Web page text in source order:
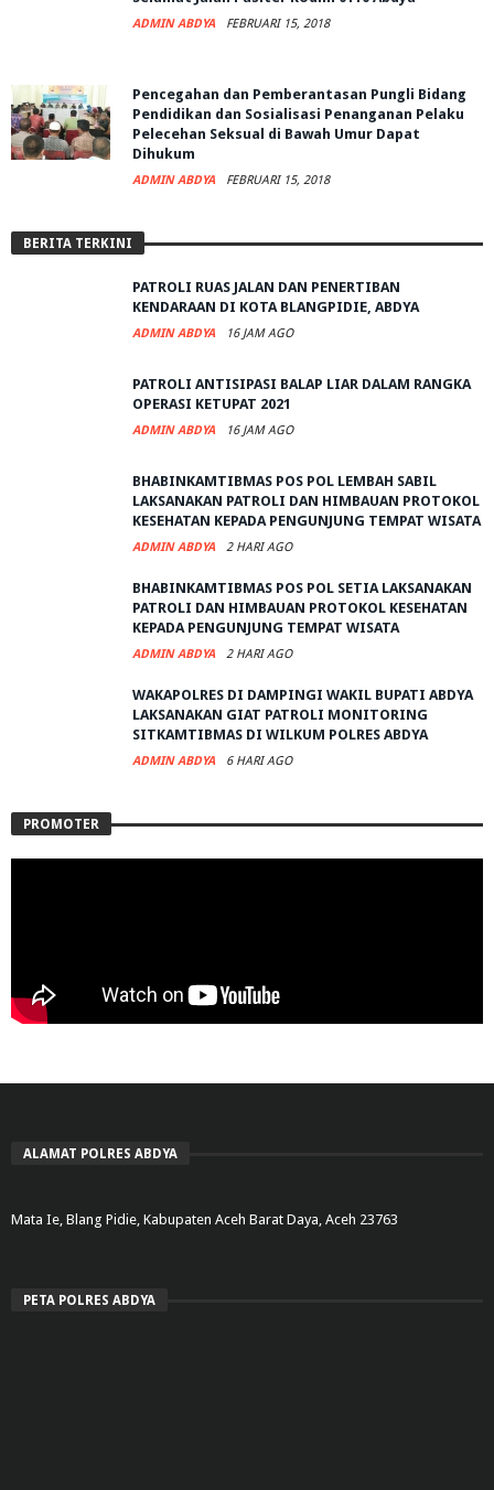
ADMIN ABDYA FEBRUARI 15, 2018
Pencegahan dan Pemberantasan Pungli Bidang
Pendidikan dan Sosialisasi Penanganan Pelaku
Pelecehan Seksual di Bawah Umur Dapat
Dihukum
ADMIN ABDYA FEBRUARI 15, 2018
BERITA TERKINI
PATROLI RUAS JALAN DAN PENERTIBAN
KENDARAAN DI KOTA BLANGPIDIE, ABDYA
ADMIN ABDYA 16 JAM AGO
PATROLI ANTISIPASI BALAP LIAR DALAM RANGKA
OPERASI KETUPAT 2021
ADMIN ABDYA 16 JAM AGO
BHABINKAMTIBMAS POS POL LEMBAH SABIL
LAKSANAKAN PATROLI DAN HIMBAUAN PROTOKOL
KESEHATAN KEPADA PENGUNJUNG TEMPAT WISATA
ADMIN ABDYA 2 HARI AGO
BHABINKAMTIBMAS POS POL SETIA LAKSANAKAN
PATROLI DAN HIMBAUAN PROTOKOL KESEHATAN
KEPADA PENGUNJUNG TEMPAT WISATA
ADMIN ABDYA 2 HARI AGO
WAKAPOLRES DI DAMPINGI WAKIL BUPATI ABDYA
LAKSANAKAN GIAT PATROLI MONITORING
SITKAMTIBMAS DI WILKUM POLRES ABDYA
ADMIN ABDYA 6 HARI AGO
PROMOTER
ALAMAT POLRES ABDYA
Mata Ie, Blang Pidie, Kabupaten Aceh Barat Daya, Aceh 23763
PETA POLRES ABDYA